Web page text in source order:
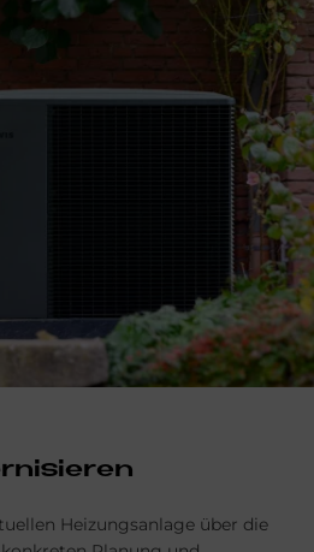
Heizungsanlage über die